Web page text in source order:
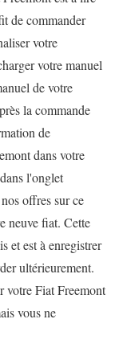
de commander
votre
votre manuel
de votre
la commande
de
dans votre
l'onglet
offres sur ce
neuve fiat. Cette
et est à enregistrer
ultérieurement.
votre Fiat Freemont
vous ne